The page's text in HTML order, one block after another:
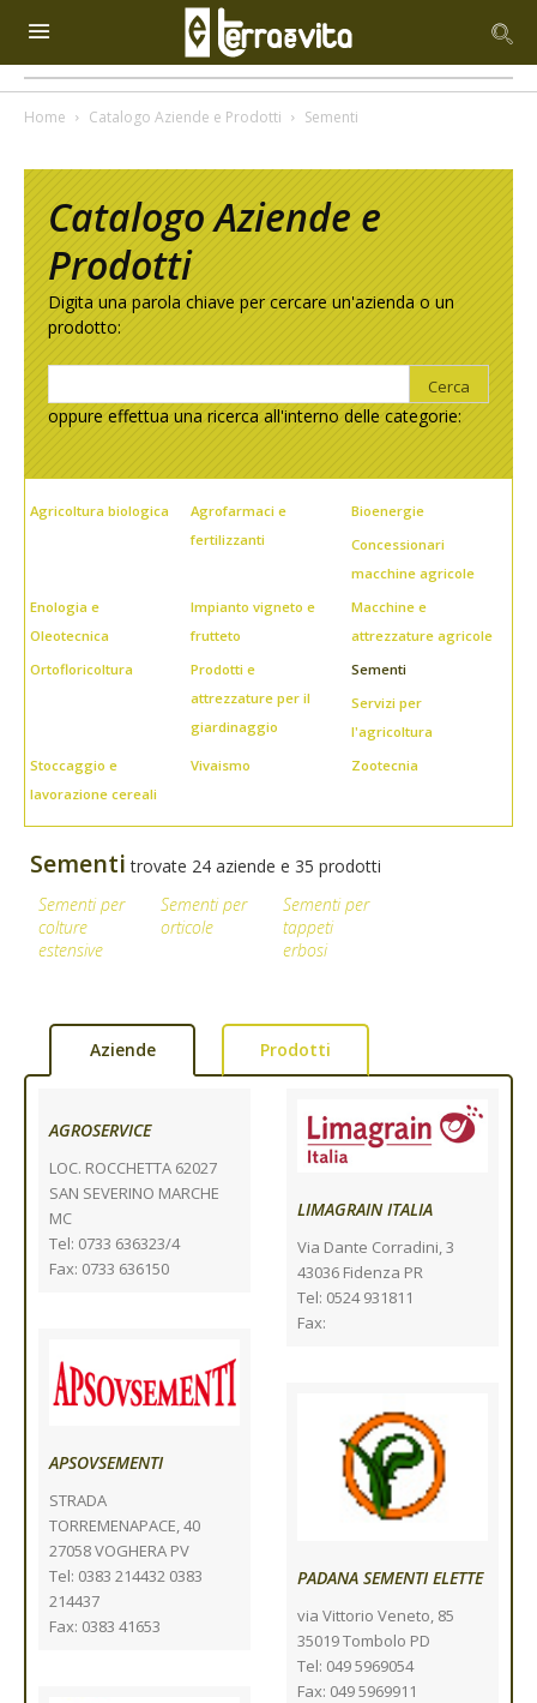
Home Catalogo Aziende e Prodotti Sementi
Catalogo Aziende e
Prodotti
Digita una parola chiave per cercare un'azienda o un
prodotto:
oppure effettua una ricerca all'interno delle categorie:
Agricoltura biologica
Agrofarmaci e
fertilizzanti
Bioenergie
Concessionari
macchine agricole
Enologia e
Oleotecnica
Impianto vigneto e
frutteto
Macchine e
attrezzature agricole
Ortofloricoltura
Prodotti e
attrezzature per il
giardinaggio
Sementi
Servizi per
l'agricoltura
Stoccaggio e
lavorazione cereali
Vivaismo Zootecnia
Sementi trovate 24 aziende e 35 prodotti
Sementi per
colture
estensive
Sementi per
orticole
Sementi per
tappeti
erbosi
Aziende Prodotti
AGROSERVICE
LOC. ROCCHETTA 62027
SAN SEVERINO MARCHE
MC
Tel: 0733 636323/4
Fax: 0733 636150
APSOVSEMENTI
STRADA
TORREMENAPACE, 40
27058 VOGHERA PV
Tel: 0383 214432 0383
214437
Fax: 0383 41653
LIMAGRAIN ITALIA
Via Dante Corradini, 3
43036 Fidenza PR
Tel: 0524 931811
Fax:
PADANA SEMENTI ELETTE
via Vittorio Veneto, 85
35019 Tombolo PD
Tel: 049 5969054
Fax: 049 5969911